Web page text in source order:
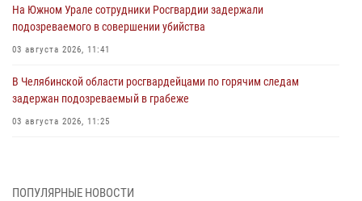
На Южном Урале сотрудники Росгвардии задержали
подозреваемого в совершении убийства
03 августа 2026, 11:41
В Челябинской области росгвардейцами по горячим следам
задержан подозреваемый в грабеже
03 августа 2026, 11:25
03 августа 2026, 09:22 1
ПОПУЛЯРНЫЕ НОВОСТИ